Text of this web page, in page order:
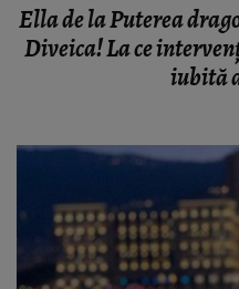
Ella de la Puterea
Diveica! La ce
iubită